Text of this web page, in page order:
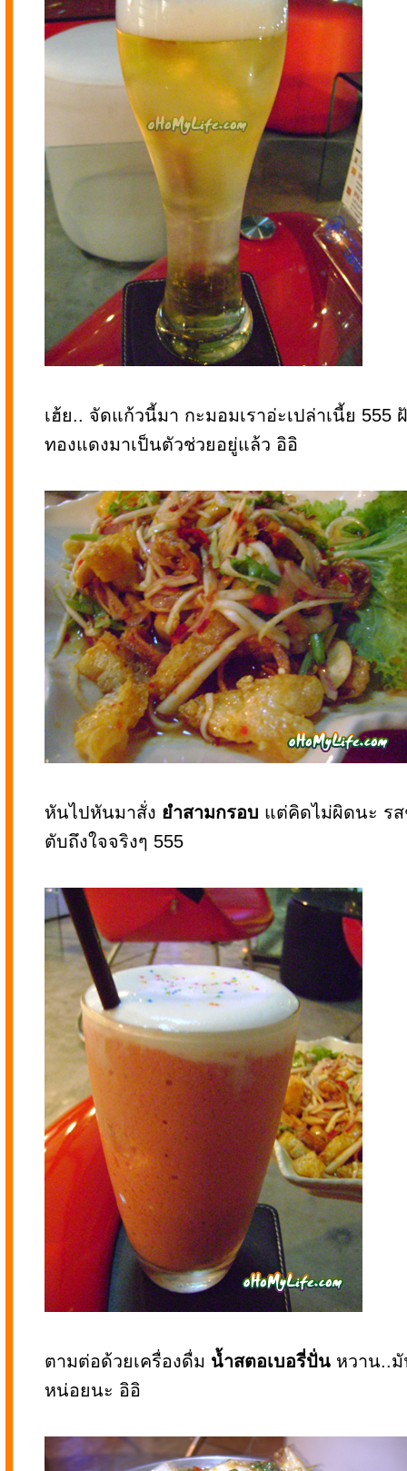
เฮ้ย.. จัดแก้วนี้มา กะมอมเราอ่ะเปล่าเนี้ย 555
ทองแดงมาเป็นตัวช่วยอยู่แล้ว อิอิ
หันไปหันมาสั่ง ยำสามกรอบ แต่คิดไม่ผิดนะ ร
ตับถึงใจจริงๆ 555
ตามต่อด้วยเครื่องดื่ม น้ำสตอเบอรี่ปั่น หวาน..มั
หน่อยนะ อิอิ